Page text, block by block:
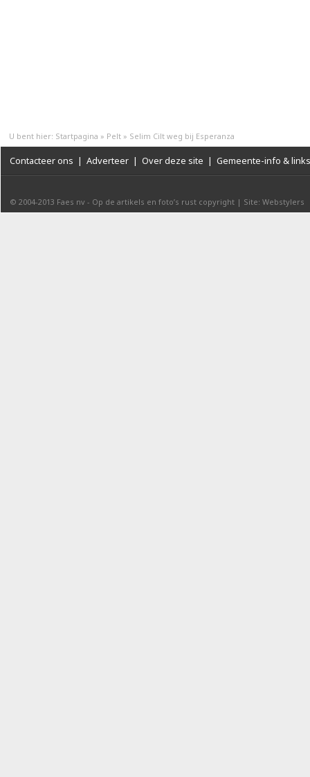
U bent hier: Startpagina » Pelt » Selim Cilt weg bij Esperanza
Contacteer ons | Adverteer | Over deze site | Gemeente-info & links
© 2004-2013 Faes nv - Op de artikels en foto’s rust copyright | Site: Webstylers